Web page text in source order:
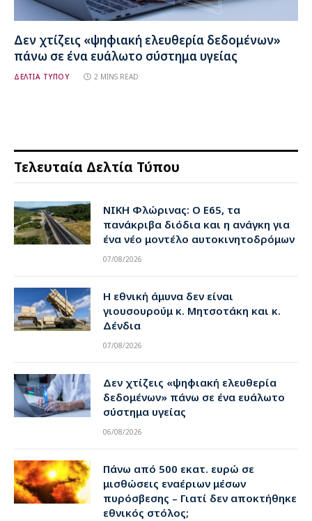
Δεν χτίζεις «ψηφιακή ελευθερία δεδομένων»
πάνω σε ένα ευάλωτο σύστημα υγείας
ΔΕΛΤΙΑ ΤΥΠΟΥ 2 MINS READ
Τελευταία Δελτία Τύπου
ΝΙΚΗ Φλώρινας: Ο Ε65, τα
πανάκριβα διόδια και η ανάγκη για
ένα νέο μοντέλο αυτοκινητοδρόμων
07/08/2026
Η εθνική άμυνα δεν είναι
γιουσουρούμ κ. Μητσοτάκη και κ.
Δένδια
07/08/2026
Δεν χτίζεις «ψηφιακή ελευθερία
δεδομένων» πάνω σε ένα ευάλωτο
σύστημα υγείας
06/08/2026
Πάνω από 500 εκατ. ευρώ σε
μισθώσεις εναέριων μέσων
πυρόσβεσης – Γιατί δεν αποκτήθηκε
εθνικός στόλος;